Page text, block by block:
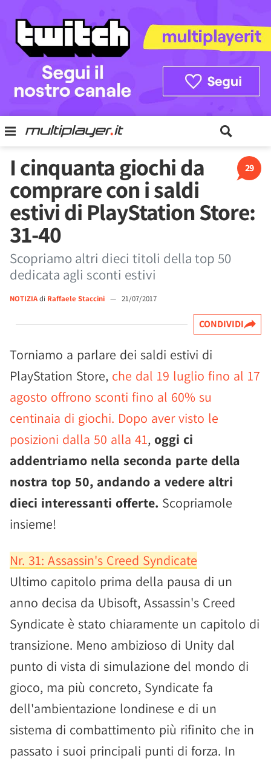
29
I cinquanta giochi da
comprare con i saldi
estivi di PlayStation Store:
31-40
Scopriamo altri dieci titoli della top 50
dedicata agli sconti estivi
NOTIZIAdi Raffaele Staccini — 21/07/2017
CONDIVIDI
Torniamo a parlare dei saldi estivi di
PlayStation Store, che dal 19 luglio fino al 17
agosto offrono sconti fino al 60% su
centinaia di giochi. Dopo aver visto le
posizioni dalla 50 alla 41, oggi ci
addentriamo nella seconda parte della
nostra top 50, andando a vedere altri
dieci interessanti offerte. Scopriamole
insieme!
Nr. 31: Assassin's Creed Syndicate
Ultimo capitolo prima della pausa di un
anno decisa da Ubisoft, Assassin's Creed
Syndicate è stato chiaramente un capitolo di
transizione. Meno ambizioso di Unity dal
punto di vista di simulazione del mondo di
gioco, ma più concreto, Syndicate fa
dell'ambientazione londinese e di un
sistema di combattimento più rifinito che in
passato i suoi principali punti di forza. In